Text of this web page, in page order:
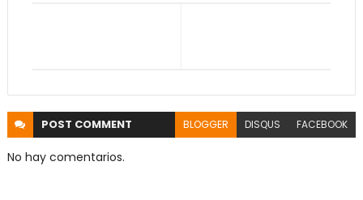
POST COMMENT BLOGGER DISQUS FACEBOOK
No hay comentarios.